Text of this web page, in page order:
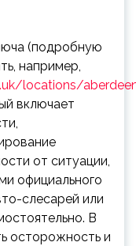
(подробную
например,
locations/
включает
от ситуации,
официального
слесарей или
В
осторожность и